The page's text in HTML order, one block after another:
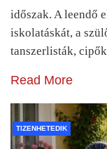
időszak. A leendő
iskolatáskát, a
tanszerlisták,
Read More
TIZENHETEDIK